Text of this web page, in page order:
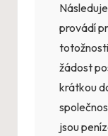
provádí
žádost
krátkou
jsou